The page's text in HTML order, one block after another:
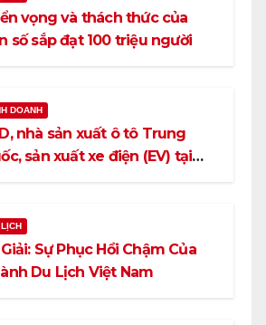
vọng và thách thức của
số sắp đạt 100 triệu người
DOANH
nhà sản xuất ô tô Trung
sản xuất xe điện (EV) tại
Sự Phục Hồi Chậm Của
Du Lịch Việt Nam